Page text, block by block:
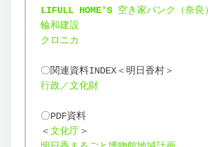
LIFULL HOME'S 空き家バンク（奈良）
輪和建設
クロニカ
〇関連資料INDEX＜明日香村＞
行政／文化財
〇PDF資料
＜文化庁＞